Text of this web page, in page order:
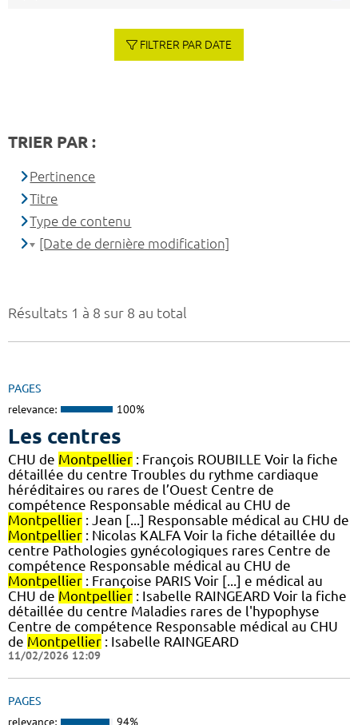
Résultats 1 à 8 sur 8 au total
PAGES
relevance: 100%
Les centres
CHU de Montpellier : François ROUBILLE Voir la fiche
détaillée du centre Troubles du rythme cardiaque
héréditaires ou rares de l’Ouest Centre de
compétence Responsable médical au CHU de
Montpellier : Jean [...] Responsable médical au CHU de
Montpellier : Nicolas KALFA Voir la fiche détaillée du
centre Pathologies gynécologiques rares Centre de
compétence Responsable médical au CHU de
Montpellier : Françoise PARIS Voir [...] e médical au
CHU de Montpellier : Isabelle RAINGEARD Voir la fiche
détaillée du centre Maladies rares de l'hypophyse
Centre de compétence Responsable médical au CHU
de Montpellier : Isabelle RAINGEARD
11/02/2026 12:09
PAGES
relevance: 94%
FILTRER PAR DATE
TRIER PAR :
Pertinence
Titre
Type de contenu
[Date de dernière modification]